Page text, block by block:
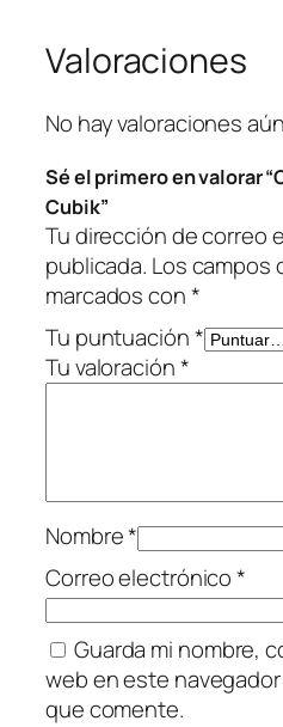
b
k
a
n
t
i
d
a
d
Valoraciones
No hay valoraciones
Sé el primero en valorar
Cubik”
Tu dirección de correo
publicada. Los campos
marcados con*
Tu puntuación*
Tu valoración*
Nombre*
Correo electrónico*
Guarda mi nombre,
web en este
que comente.